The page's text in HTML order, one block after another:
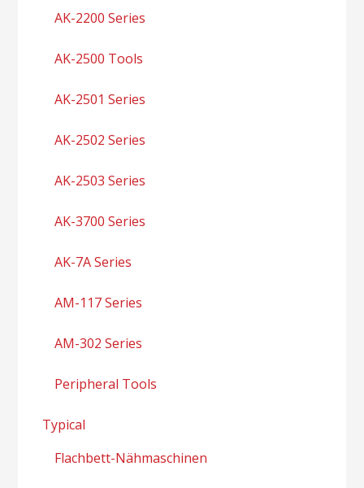
AK-2200 Series
AK-2500 Tools
AK-2501 Series
AK-2502 Series
AK-2503 Series
AK-3700 Series
AK-7A Series
AM-117 Series
AM-302 Series
Peripheral Tools
Typical
Flachbett-Nähmaschinen